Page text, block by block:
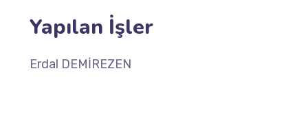
Yapılan İşler
Erdal DEMİREZEN